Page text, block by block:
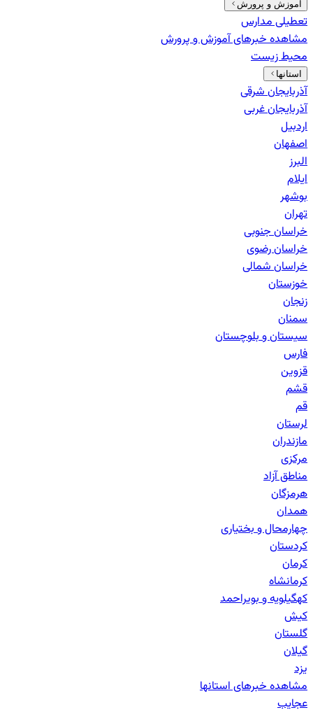
آموزش و پرورش
تعطیلی مدارس
مشاهده خبرهایآموزش و پرورش
محیط زیست
استانها
آذربایجان شرقی
آذربایجان غربی
اردبیل
اصفهان
البرز
ایلام
بوشهر
تهران
خراسان جنوبی
خراسان رضوی
خراسان شمالی
خوزستان
زنجان
سمنان
سیستان و بلوچستان
فارس
قزوین
قشم
قم
لرستان
مازندران
مرکزی
مناطق آزاد
هرمزگان
همدان
چهارمحال و بختیاری
کردستان
کرمان
کرمانشاه
کهگیلویه و بویراحمد
کیش
گلستان
گیلان
یزد
مشاهده خبرهایاستانها
عجایب